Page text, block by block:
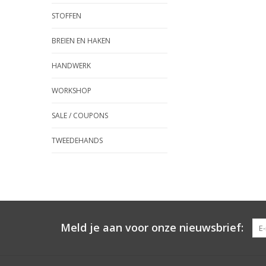
STOFFEN
BREIEN EN HAKEN
HANDWERK
WORKSHOP
SALE / COUPONS
TWEEDEHANDS
Meld je aan voor onze nieuwsbrief: